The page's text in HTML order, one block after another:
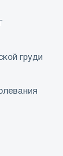
груди